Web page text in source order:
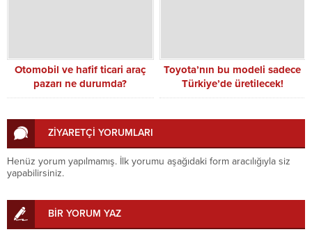
Otomobil ve hafif ticari araç
pazarı ne durumda?
Toyota’nın bu modeli sadece
Türkiye’de üretilecek!
ZİYARETÇİ YORUMLARI
Henüz yorum yapılmamış. İlk yorumu aşağıdaki form aracılığıyla siz
yapabilirsiniz.
BİR YORUM YAZ